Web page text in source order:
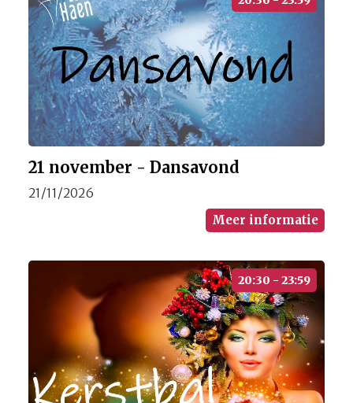
21 november - Dansavond
21/11/2026
Meer informatie
20:30 - 23:59